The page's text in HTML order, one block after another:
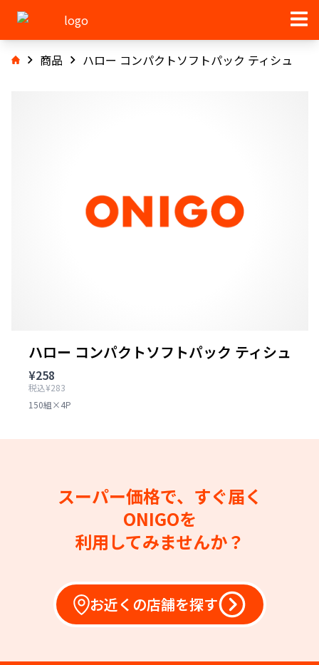
商品 ハロー コンパクトソフトパック ティシュ
ハロー コンパクトソフトパック ティシュ
¥258
税込¥283
150組×4P
スーパー価格で、すぐ届く
ONIGOを
利用してみませんか？
お近くの店舗を探す